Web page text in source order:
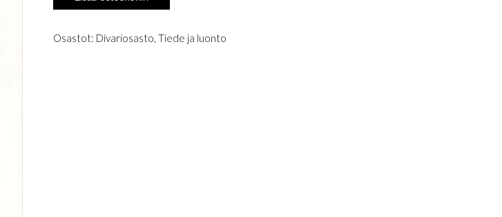
Patrick:
anatomia
Osastot: Divariosasto, Tiede ja luonto